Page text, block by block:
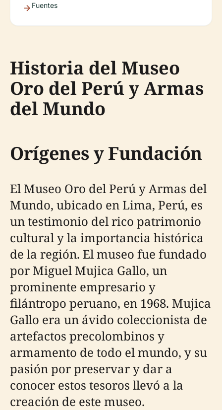
Fuentes
Historia del Museo
Oro del Perú y Armas
del Mundo
Orígenes y Fundación
El Museo Oro del Perú y Armas del
Mundo, ubicado en Lima, Perú, es
un testimonio del rico patrimonio
cultural y la importancia histórica
de la región. El museo fue fundado
por Miguel Mujica Gallo, un
prominente empresario y
filántropo peruano, en 1968. Mujica
Gallo era un ávido coleccionista de
artefactos precolombinos y
armamento de todo el mundo, y su
pasión por preservar y dar a
conocer estos tesoros llevó a la
creación de este museo.